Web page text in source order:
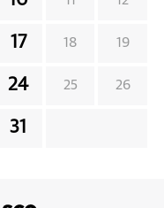
17 18 19
24 25 26
31